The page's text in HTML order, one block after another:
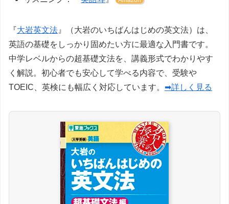
『大岩英文法 』（大岩のいちばんはじめの英文法）は、
英語の基礎をしっかり固めたい方に最適な入門書です。
中学レベルからの超基礎文法を、講義形式でわかりやす
く解説。初心者でも安心して学べる内容で、受験や
TOEIC、英検にも幅広く対応しています。 ➡詳しく見る